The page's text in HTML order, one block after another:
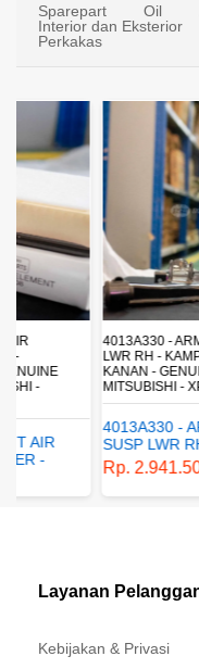
Sparepart Oil
Interior dan Eksterior
Perkakas
4013A330 - ARM ASSY FR
LWR RH - KAMPAK DEPAN
KANAN - GENUINE
MITSUBISHI - XPANDER
4013A330 - ARM ASSY
SUSP LWR RH - KAMPAK
DEPAN BAWAH KANAN -
GENUINE SPAREPART -
MITSUBISHI - XPANDER
Rp. 2.941.500,00
Layanan
Kebijakan & Privasi